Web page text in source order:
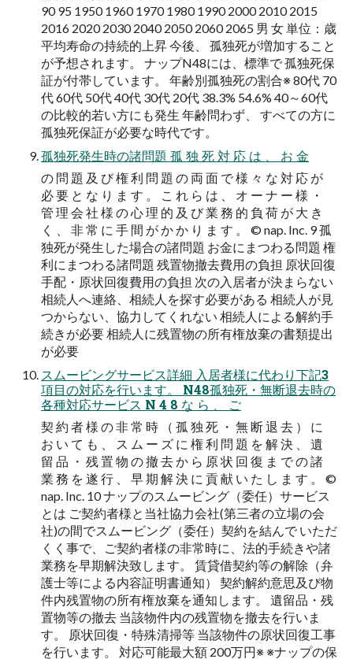
90 95 1950 1960 1970 1980 1990 2000 2010 2015
2016 2020 2030 2040 2050 2060 2065 男 女 単位：歳
平均寿命の持続的上昇 今後、 孤独死が増加すること
が予想されます。 ナップN48には、標準で 孤独死保
証が付帯しています。 年齢別孤独死の割合※ 80代 70
代 60代 50代 40代 30代 20代 38.3% 54.6% 40～60代
の比較的若い方にも発生 年齢問わず、 すべての方に
孤独死保証が必要な時代です。
孤独死発生時の諸問題 孤 独 死 対 応 は 、 お 金
の 問 題 及 び 権 利 問 題 の 両 面 で 様 々 な 対 応 が
必 要 と な り ま す 。 こ れ ら は 、 オ ー ナ ー 様 ・
管 理 会 社 様 の 心 理 的 及 び 業 務 的 負 荷 が 大 き
く 、 非 常 に 手 間 が か か り ま す 。 © nap. Inc. 9 孤
独死が発生した場合の諸問題 お金にまつわる問題 権
利にまつわる諸問題 残置物撤去費用の負担 原状回復
手配・原状回復費用の負担 次の入居者が決まらない
相続人へ連絡、相続人を探す必要がある 相続人が見
つからない、協力してくれない 相続人による解約手
続きが必要 相続人に残置物の所有権放棄の書類提出
が必要
スムービングサービス詳細 入居者様に代わり下記3
項目の対応を行います。 N48孤独死・無断退去時の
各種対応サービス N 4 8 な ら 、 ご
契 約 者 様 の 非 常 時 （ 孤 独 死 ・ 無 断 退 去 ） に
お い て も 、 ス ム ー ズ に 権 利 問 題 を 解 決 、 遺
留 品 ・ 残 置 物 の 撤 去 か ら 原 状 回 復 ま で の 諸
業 務 を 遂 行 、 早 期 解 決 に 貢 献 い た し ま す 。 ©
nap. Inc. 10 ナップのスムービング（委任）サービス
とは ご契約者様と当社協力会社(第三者の立場の会
社)の間でスムービング（委任）契約を結んで いただ
くく事で、ご契約者様の非常時に、法的手続きや諸
業務を早期解決致します。 賃貸借契約等の解除（弁
護士等による内容証明書通知） 契約解約意思及び物
件内残置物の所有権放棄を通知します。 遺留品・残
置物等の撤去 当該物件内の残置物を撤去を行いま
す。 原状回復・特殊清掃等 当該物件の原状回復工事
を行います。 対応可能最大額 200万円※ ※ナップの保